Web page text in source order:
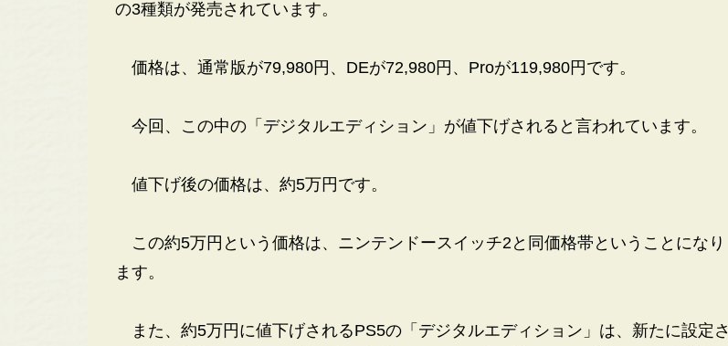
の3種類が発売されています。
価格は、通常版が79,980円、DEが72,980円、Proが119,980円です。
今回、この中の「デジタルエディション」が値下げされると言われています。
値下げ後の価格は、約5万円です。
この約5万円という価格は、ニンテンドースイッチ2と同価格帯ということになり
ます。
また、約5万円に値下げされるPS5の「デジタルエディション」は、新たに設定さ